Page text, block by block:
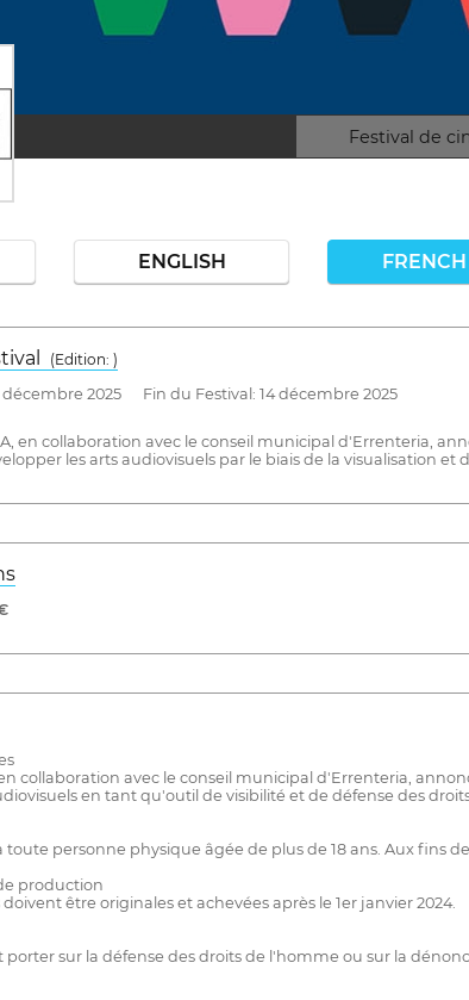
Festival de
ENGLISH FRENCH
( Edition: )
2025 Fin du Festival: 14 décembre 2025
en collaboration avec le conseil municipal d'Errenteria,
les arts audiovisuels par le biais de la visualisation et
collaboration avec le conseil municipal d'Errenteria,
en tant qu'outil de visibilité et de défense des
toute personne physique âgée de plus de 18 ans. Aux fins
production
être originales et achevées après le 1er janvier 2024.
porter sur la défense des droits de l'homme ou sur la